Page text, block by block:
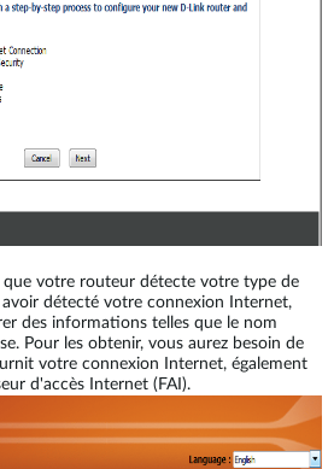
votre routeur détecte votre type de
détecté votre connexion Internet,
des informations telles que le nom
Pour les obtenir, vous aurez besoin de
votre connexion Internet, également
d'accès Internet (FAI).